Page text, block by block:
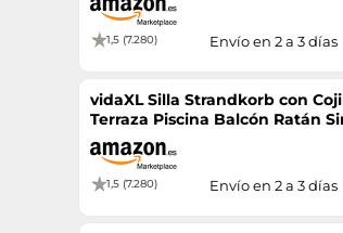
1,5 (7.280) Envío en 2 a 3 días
vidaXL Silla Strandkorb con
Terraza Piscina Balcón Ratán
1,5 (7.280) Envío en 2 a 3 días